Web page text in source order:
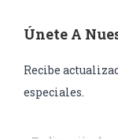
Únete A
Recibe
especiales.